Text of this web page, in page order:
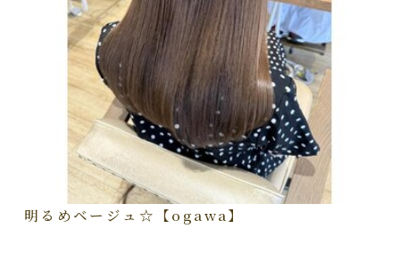
明るめベージュ☆【ogawa】